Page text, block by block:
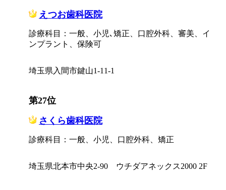
えつお歯科医院
診療科目：一般、小児､矯正、口腔外科、審美、イ
ンプラント、保険可
埼玉県入間市鍵山1-11-1
第27位
さくら歯科医院
診療科目：一般、小児、口腔外科、矯正
埼玉県北本市中央2-90 ウチダアネックス2000 2F